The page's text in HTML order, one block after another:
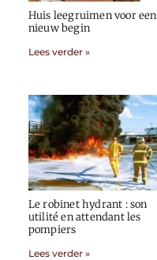
Huis leegruimen voor een
nieuw begin
Lees verder »
Le robinet hydrant : son
utilité en attendant les
pompiers
Lees verder »